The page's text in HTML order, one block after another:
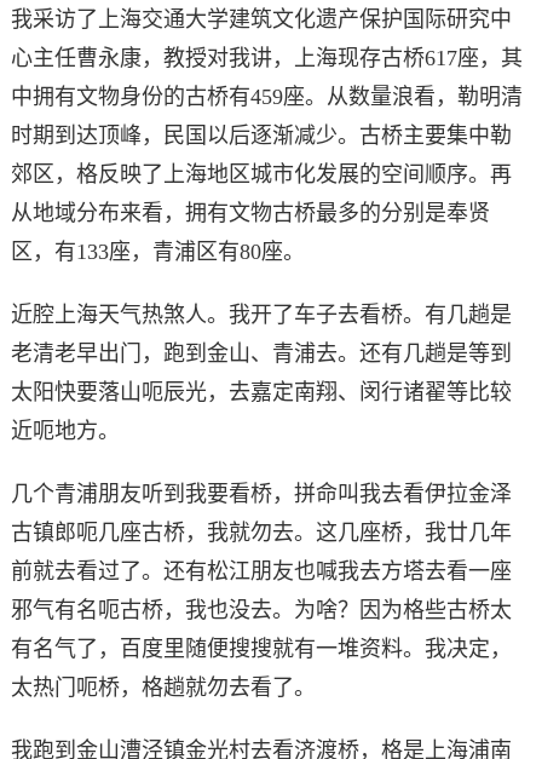
我采访了上海交通大学建筑文化遗产保护国际研究中
心主任曹永康，教授对我讲，上海现存古桥617座，其
中拥有文物身份的古桥有459座。从数量浪看，勒明清
时期到达顶峰，民国以后逐渐减少。古桥主要集中勒
郊区，格反映了上海地区城市化发展的空间顺序。再
从地域分布来看，拥有文物古桥最多的分别是奉贤
区，有133座，青浦区有80座。
近腔上海天气热煞人。我开了车子去看桥。有几趟是
老清老早出门，跑到金山、青浦去。还有几趟是等到
太阳快要落山呃辰光，去嘉定南翔、闵行诸翟等比较
近呃地方。
几个青浦朋友听到我要看桥，拼命叫我去看伊拉金泽
古镇郎呃几座古桥，我就勿去。这几座桥，我廿几年
前就去看过了。还有松江朋友也喊我去方塔去看一座
邪气有名呃古桥，我也没去。为啥？因为格些古桥太
有名气了，百度里随便搜搜就有一堆资料。我决定，
太热门呃桥，格趟就勿去看了。
我跑到金山漕泾镇金光村去看济渡桥，格是上海浦南